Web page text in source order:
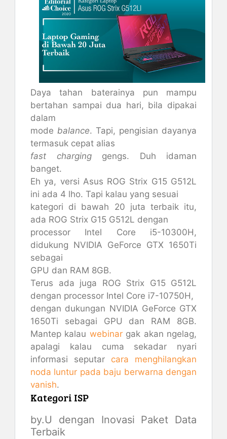
Daya tahan baterainya pun mampu
bertahan sampai dua hari, bila dipakai
dalam
mode balance. Tapi, pengisian dayanya
termasuk cepat alias
fast charging gengs. Duh idaman
banget.
Eh ya, versi Asus ROG Strix G15 G512L
ini ada 4 lho. Tapi kalau yang sesuai
kategori di bawah 20 juta terbaik itu,
ada ROG Strix G15 G512L dengan
processor Intel Core i5-10300H,
didukung NVIDIA GeForce GTX 1650Ti
sebagai
GPU dan RAM 8GB.
Terus ada juga ROG Strix G15 G512L
dengan processor Intel Core i7-10750H,
dengan dukungan NVIDIA GeForce GTX
1650Ti sebagai GPU dan RAM 8GB.
Mantep kalau webinargak akan ngelag,
apalagi kalau cuma sekadar nyari
informasi seputar cara menghilangkan
noda luntur pada baju berwarna dengan
vanish.
Kategori ISP
by.U dengan Inovasi Paket Data
Terbaik